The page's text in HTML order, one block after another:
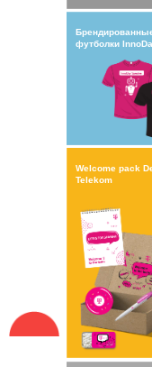
футболки
Welcome pack
Telekom